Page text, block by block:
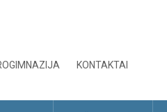
KONTAKTAI